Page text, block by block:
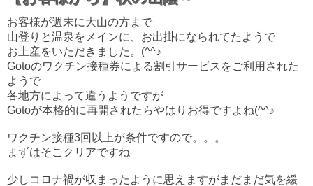
お客様が週末に大山の方まで
山登りと温泉をメインに、お出掛になられてたようで
お土産をいただきました。(^^♪
Gotoのワクチン接種券による割引サービスをご利用された
ようで
各地方によって違うようですが
Gotoが本格的に再開されたらやはりお得ですよね(^^♪
ワクチン接種3回以上が条件ですので。。。
まずはそこクリアですね
少しコロナ禍が収まったように思えますがまだまだ気を緩